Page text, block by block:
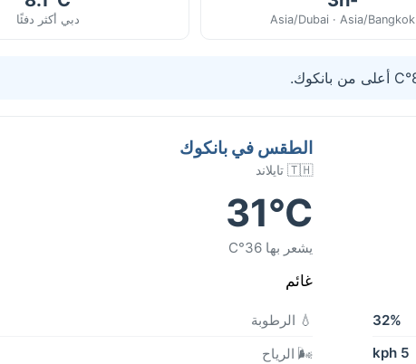
Asia/Dubai · Asia/Bangkok دبي أكثر دفئًا
32%
5 kph
الطقس في بانكوك
🇹🇭 تايلاند
31°C
يشعر بها 36°C
غائم
💧 الرطوبة
🌬️ الرياح